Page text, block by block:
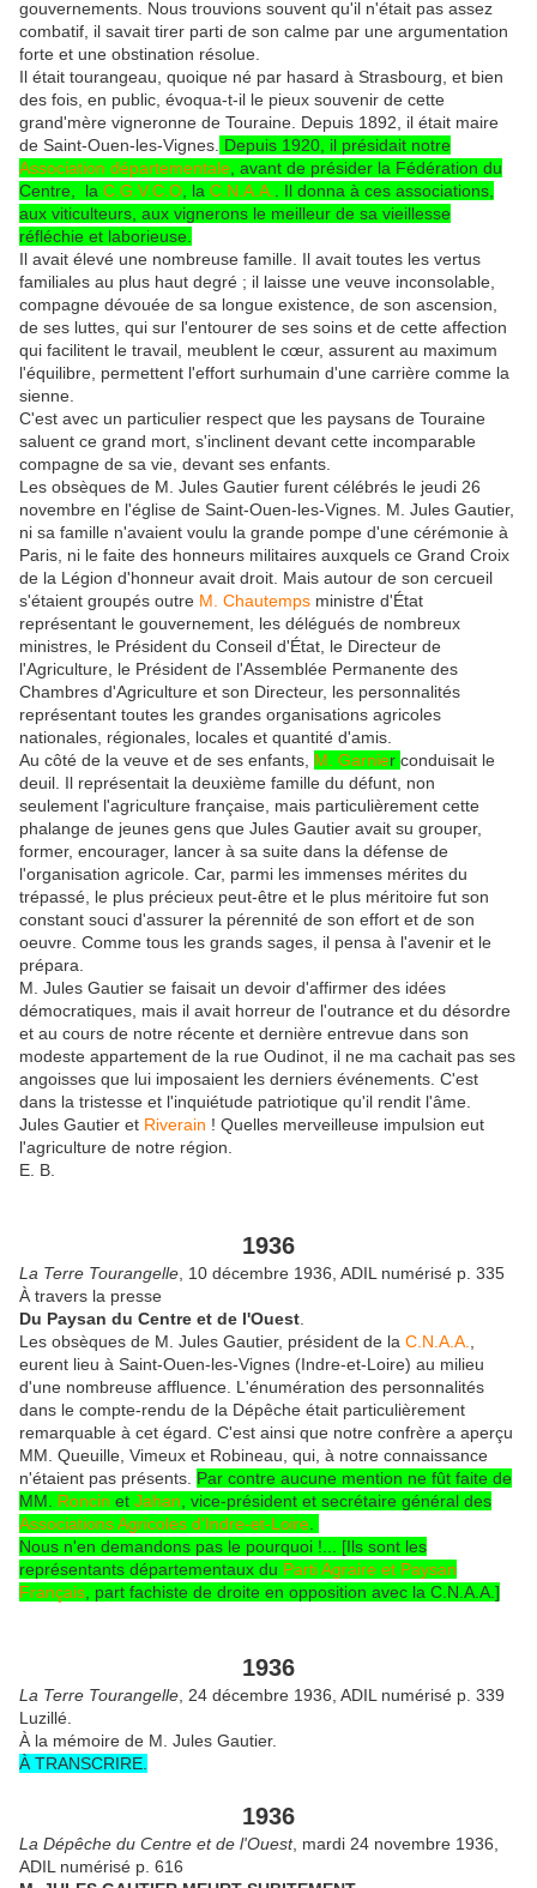
gouvernements. Nous trouvions souvent qu'il n'était pas assez
combatif, il savait tirer parti de son calme par une argumentation
forte et une obstination résolue.
Il était tourangeau, quoique né par hasard à Strasbourg, et bien
des fois, en public, évoqua-t-il le pieux souvenir de cette
grand'mère vigneronne de Touraine. Depuis 1892, il était maire
de Saint-Ouen-les-Vignes. Depuis 1920, il présidait notre
Association départementale , avant de présider la Fédération du
Centre, la C.G.V.C.O , la C.N.A.A.
. Il donna à ces associations,
aux viticulteurs, aux vignerons le meilleur de sa vieillesse
réfléchie et laborieuse.
Il avait élevé une nombreuse famille. Il avait toutes les vertus
familiales au plus haut degré ; il laisse une veuve inconsolable,
compagne dévouée de sa longue existence, de son ascension,
de ses luttes, qui sur l'entourer de ses soins et de cette affection
qui facilitent le travail, meublent le cœur, assurent au maximum
l'équilibre, permettent l'effort surhumain d'une carrière comme la
sienne.
C'est avec un particulier respect que les paysans de Touraine
saluent ce grand mort, s'inclinent devant cette incomparable
compagne de sa vie, devant ses enfants.
Les obsèques de M. Jules Gautier furent célébrés le jeudi 26
novembre en l'église de Saint-Ouen-les-Vignes. M. Jules Gautier,
ni sa famille n'avaient voulu la grande pompe d'une cérémonie à
Paris, ni le faite des honneurs militaires auxquels ce Grand Croix
de la Légion d'honneur avait droit. Mais autour de son cercueil
s'étaient groupés outre M. Chautemps ministre d'État
représentant le gouvernement, les délégués de nombreux
ministres, le Président du Conseil d'État, le Directeur de
l'Agriculture, le Président de l'Assemblée Permanente des
Chambres d'Agriculture et son Directeur, les personnalités
représentant toutes les grandes organisations agricoles
nationales, régionales, locales et quantité d'amis.
Au côté de la veuve et de ses enfants, M. Garnier conduisait le
deuil. Il représentait la deuxième famille du défunt, non
seulement l'agriculture française, mais particulièrement cette
phalange de jeunes gens que Jules Gautier avait su grouper,
former, encourager, lancer à sa suite dans la défense de
l'organisation agricole. Car, parmi les immenses mérites du
trépassé, le plus précieux peut-être et le plus méritoire fut son
constant souci d'assurer la pérennité de son effort et de son
oeuvre. Comme tous les grands sages, il pensa à l'avenir et le
prépara.
M. Jules Gautier se faisait un devoir d'affirmer des idées
démocratiques, mais il avait horreur de l'outrance et du désordre
et au cours de notre récente et dernière entrevue dans son
modeste appartement de la rue Oudinot, il ne ma cachait pas ses
angoisses que lui imposaient les derniers événements. C'est
dans la tristesse et l'inquiétude patriotique qu'il rendit l'âme.
Jules Gautier et Riverain ! Quelles merveilleuse impulsion eut
l'agriculture de notre région.
E. B.
1936
La Terre Tourangelle , 10 décembre 1936, ADIL numérisé p. 335
À travers la presse
Du Paysan du Centre et de l'Ouest
Les obsèques de M. Jules Gautier, président de la C.N.A.A.
eurent lieu à Saint-Ouen-les-Vignes (Indre-et-Loire) au milieu
d'une nombreuse affluence. L'énumération des personnalités
dans le compte-rendu de la Dépêche était particulièrement
remarquable à cet égard. C'est ainsi que notre confrère a aperçu
MM. Queuille, Vimeux et Robineau, qui, à notre connaissance
n'étaient pas présents. Par contre aucune mention ne fût faite de
MM. Roncin et Jahan , vice-président et secrétaire général des
Associations Agricoles d'Indre-et-Loire
Nous n'en demandons pas le pourquoi !... [Ils sont les
représentants départementaux du Parti Agraire et Paysan
Français , part fachiste de droite en opposition avec la C.N.A.A.]
1936
La Terre Tourangelle , 24 décembre 1936, ADIL numérisé p. 339
Luzillé.
À la mémoire de M. Jules Gautier.
À TRANSCRIRE.
1936
La Dépêche du Centre et de l'Ouest, mardi 24 novembre 1936,
ADIL numérisé p. 616